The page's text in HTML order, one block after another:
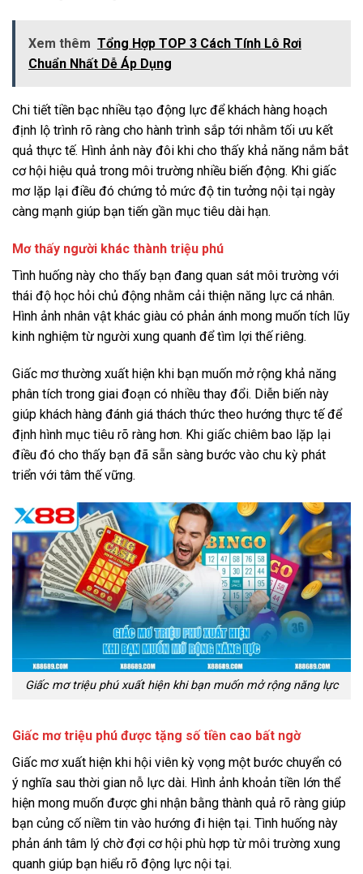
Xem thêm Tổng Hợp TOP 3 Cách Tính Lô Rơi
Chuẩn Nhất Dễ Áp Dụng
Chi tiết tiền bạc nhiều tạo động lực để khách hàng hoạch
định lộ trình rõ ràng cho hành trình sắp tới nhằm tối ưu kết
quả thực tế. Hình ảnh này đôi khi cho thấy khả năng nắm bắt
cơ hội hiệu quả trong môi trường nhiều biến động. Khi giấc
mơ lặp lại điều đó chứng tỏ mức độ tin tưởng nội tại ngày
càng mạnh giúp bạn tiến gần mục tiêu dài hạn.
Mơ thấy người khác thành triệu phú
Tình huống này cho thấy bạn đang quan sát môi trường với
thái độ học hỏi chủ động nhằm cải thiện năng lực cá nhân.
Hình ảnh nhân vật khác giàu có phản ánh mong muốn tích lũy
kinh nghiệm từ người xung quanh để tìm lợi thế riêng.
Giấc mơ thường xuất hiện khi bạn muốn mở rộng khả năng
phân tích trong giai đoạn có nhiều thay đổi. Diễn biến này
giúp khách hàng đánh giá thách thức theo hướng thực tế để
định hình mục tiêu rõ ràng hơn. Khi giấc chiêm bao lặp lại
điều đó cho thấy bạn đã sẵn sàng bước vào chu kỳ phát
triển với tâm thế vững.
Giấc mơ triệu phú xuất hiện khi bạn muốn mở rộng năng lực
Giấc mơ triệu phú được tặng số tiền cao bất ngờ
Giấc mơ xuất hiện khi hội viên kỳ vọng một bước chuyển có
ý nghĩa sau thời gian nỗ lực dài. Hình ảnh khoản tiền lớn thể
hiện mong muốn được ghi nhận bằng thành quả rõ ràng giúp
bạn củng cố niềm tin vào hướng đi hiện tại. Tình huống này
phản ánh tâm lý chờ đợi cơ hội phù hợp từ môi trường xung
quanh giúp bạn hiểu rõ động lực nội tại.